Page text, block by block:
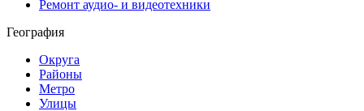
Ремонт аудио- и видеотехники
География
Округа
Районы
Метро
Улицы